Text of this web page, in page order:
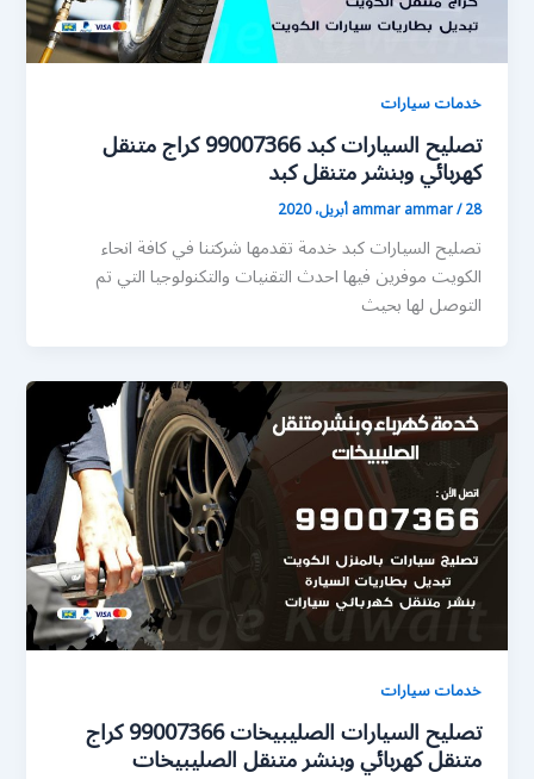
خدمات سيارات
تصليح السيارات كبد 99007366 كراج متنقل
كهربائي وبنشر متنقل كبد
ammar ammar/28 أبريل، 2020
تصليح السيارات كبد خدمة تقدمها شركتنا في كافة انحاء
الكويت موفرين فيها احدث التقنيات والتكنولوجيا التي تم
التوصل لها بحيث
خدمات سيارات
تصليح السيارات الصليبيخات 99007366 كراج
متنقل كهربائي وبنشر متنقل الصليبيخات